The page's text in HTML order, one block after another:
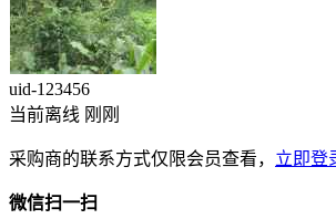
uid-123456
当前离线 刚刚
采购商的联系方式仅限会员查看， 立即登
微信扫一扫